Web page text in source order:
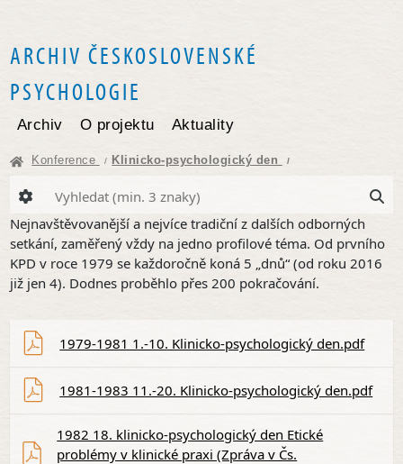
ARCHIV ČESKOSLOVENSKÉ
PSYCHOLOGIE
Archiv O projektu Aktuality
Konference / Klinicko-psychologický den /
Nejnavštěvovanější a nejvíce tradiční z dalších odborných
setkání, zaměřený vždy na jedno profilové téma. Od prvního
KPD v roce 1979 se každoročně koná 5 „dnů“ (od roku 2016
již jen 4). Dodnes proběhlo přes 200 pokračování.
1979-1981 1.-10. Klinicko-psychologický den.pdf
1981-1983 11.-20. Klinicko-psychologický den.pdf
1982 18. klinicko-psychologický den Etické
problémy v klinické praxi (Zpráva v Čs.